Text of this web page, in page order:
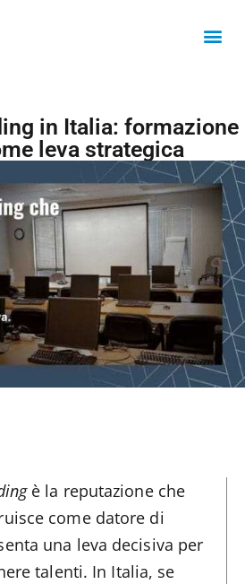
in Italia: formazione
leva strategica
è la reputazione che
come datore di
una leva decisiva per
talenti. In Italia, se